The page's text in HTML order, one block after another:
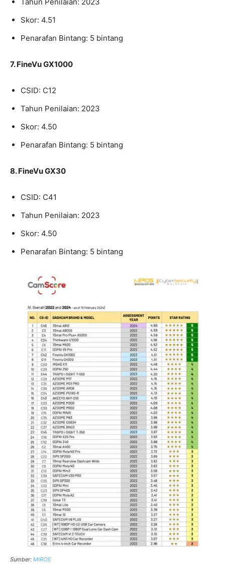
Tahun Penilaian: 2023
Skor: 4.51
Penarafan Bintang: 5 bintang
7. FineVu GX1000
CSID: C12
Tahun Penilaian: 2023
Skor: 4.50
Penarafan Bintang: 5 bintang
8. FineVu GX30
CSID: C41
Tahun Penilaian: 2023
Skor: 4.50
Penarafan Bintang: 5 bintang
Sumber: MIROS